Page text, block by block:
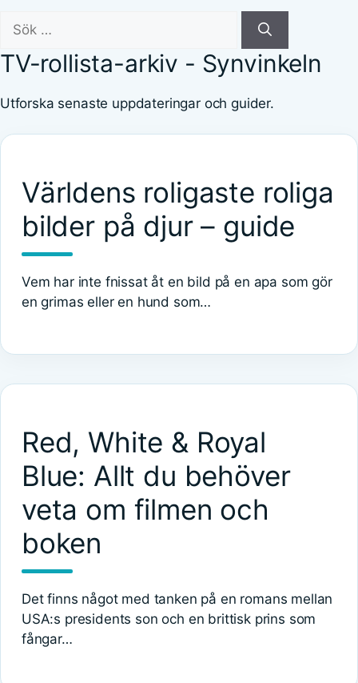
efter:
TV-rollista-arkiv - Synvinkeln
Utforska senaste uppdateringar och guider.
Världens roligaste roliga
bilder på djur – guide
Vem har inte fnissat åt en bild på en apa som gör
en grimas eller en hund som…
Red, White & Royal
Blue: Allt du behöver
veta om filmen och
boken
Det finns något med tanken på en romans mellan
USA:s presidents son och en brittisk prins som
fångar…